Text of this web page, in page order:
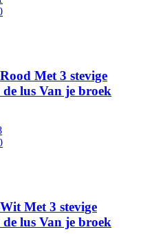
Met 3 stevige
lus Van je broek
Met 3 stevige
lus Van je broek